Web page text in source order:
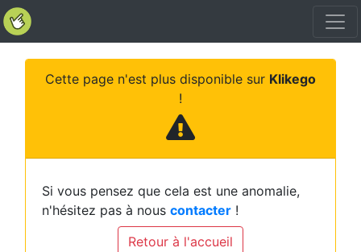
Cette page n'est plus disponible sur Klikego
!
Si vous pensez que cela est une anomalie,
n'hésitez pas à nous contacter !
Retour à l'accueil